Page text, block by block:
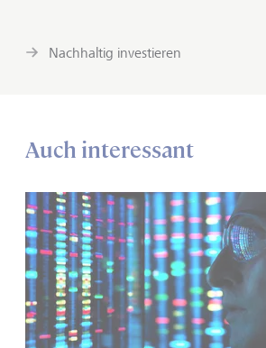
Nachhaltig investieren
Auch interessant